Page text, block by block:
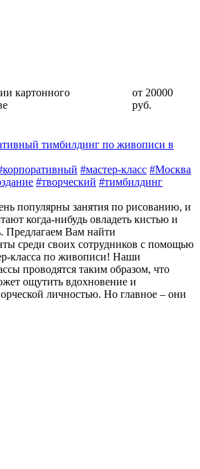
картонного
от 20000
руб.
тимбилдинг по живописи в
#мастер-класс #Москва
#творческий #тимбилдинг
популярны занятия по рисованию, и
когда-нибудь овладеть кистью и
Предлагаем Вам найти
среди своих сотрудников с помощью
класса по живописи! Наши
проводятся таким образом, что
ощутить вдохновение и
личностью. Но главное – они